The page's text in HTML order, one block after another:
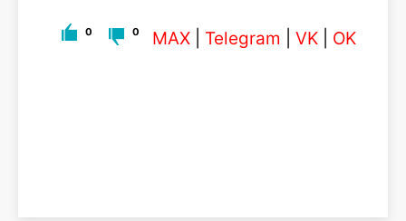
0 0 MAX Telegram VK OK